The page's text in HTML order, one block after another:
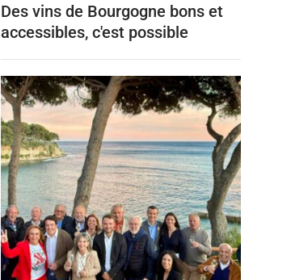
Des vins de Bourgogne bons et
accessibles, c'est possible